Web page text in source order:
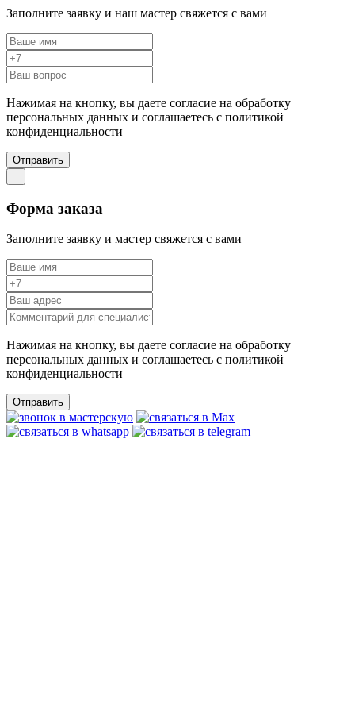
Заполните заявку и наш мастер свяжется с вами
Нажимая на кнопку, вы даете согласие на обработку
персональных данных и соглашаетесь c политикой
конфиденциальности
Отправить
Форма заказа
Заполните заявку и мастер свяжется с вами
Нажимая на кнопку, вы даете согласие на обработку
персональных данных и соглашаетесь c политикой
конфиденциальности
Отправить